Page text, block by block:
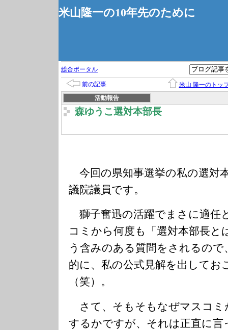
米山隆一の10年先のために
総合ポータル
前の記事
米山 隆一のトッ
活動報告
森ゆうこ選対本部長
今回の県知事選挙の私の選対
議院議員です。
獅子奮迅の活躍でまさに適任
コミから何度も「選対本部長と
う含みのある質問をされるので
的に、私の公式見解を出してお
（笑）。
さて、そもそもなぜマスコミ
するかですが、それは正直に